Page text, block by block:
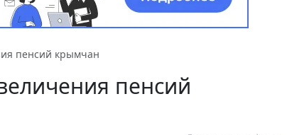
пенсий крымчан
пенсий